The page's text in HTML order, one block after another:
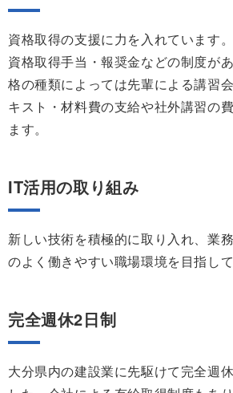
資格取得の支援に力を入れています
資格取得手当・報奨金などの制度が
格の種類によっては先輩による講習
キスト・材料費の支給や社外講習の
ます。
IT活用の取り組み
新しい技術を積極的に取り入れ、業
のよく働きやすい職場環境を目指して
完全週休2日制
大分県内の建設業に先駆けて完全週